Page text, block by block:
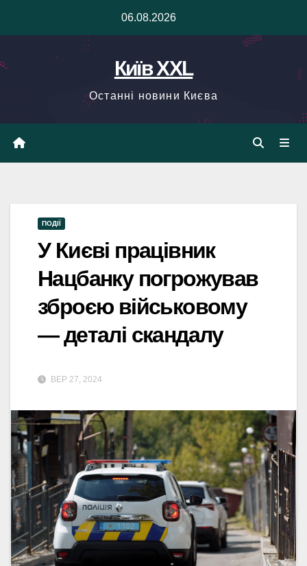
06.08.2026
Київ XXL
Останні новини Києва
ПОДІЇ
У Києві працівник
Нацбанку погрожував
зброєю військовому
— деталі скандалу
ВЕР 27, 2024